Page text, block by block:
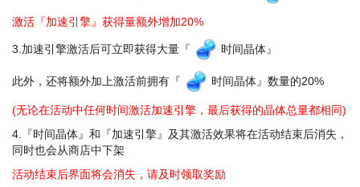
金币 x5000
原初圣器遗物箱
x2
45000
核心晶组Lv3
技能模组Lv3
核心晶组Lv3 x30
x30
激活『加速引擎』获得量额外增加20%
3.加速引擎激活后可立即获得大量『 时间晶体』
此外，还将额外加上激活前拥有『 时间晶体』数量的20%
(无论在活动中任何时间激活加速引擎，最后获得的晶体总量都相同)
4.『时间晶体』和『加速引擎』及其激活效果将在活动结束后消失，
同时也会从商店中下架
活动结束后界面将会消失，请及时领取奖励